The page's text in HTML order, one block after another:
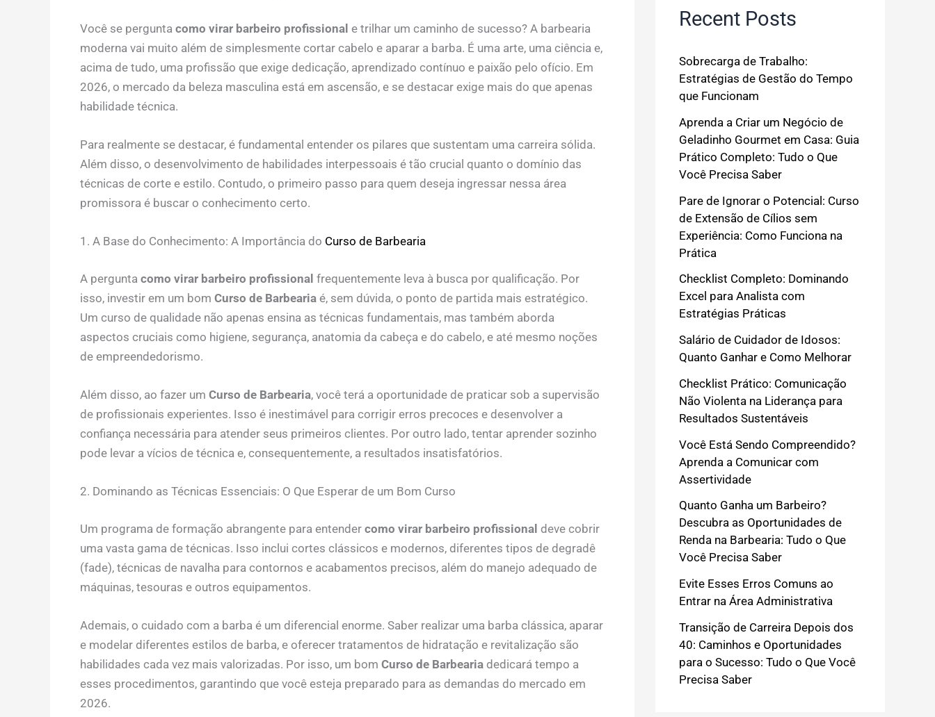
Você se pergunta como virar barbeiro profissional e trilhar um caminho de sucesso? A barbearia
moderna vai muito além de simplesmente cortar cabelo e aparar a barba. É uma arte, uma ciência e,
acima de tudo, uma profissão que exige dedicação, aprendizado contínuo e paixão pelo ofício. Em
2026, o mercado da beleza masculina está em ascensão, e se destacar exige mais do que apenas
habilidade técnica.
Para realmente se destacar, é fundamental entender os pilares que sustentam uma carreira sólida.
Além disso, o desenvolvimento de habilidades interpessoais é tão crucial quanto o domínio das
técnicas de corte e estilo. Contudo, o primeiro passo para quem deseja ingressar nessa área
promissora é buscar o conhecimento certo.
1. A Base do Conhecimento: A Importância do Curso de Barbearia
A pergunta como virar barbeiro profissional frequentemente leva à busca por qualificação. Por
isso, investir em um bom Curso de Barbeariaé, sem dúvida, o ponto de partida mais estratégico.
Um curso de qualidade não apenas ensina as técnicas fundamentais, mas também aborda
aspectos cruciais como higiene, segurança, anatomia da cabeça e do cabelo, e até mesmo noções
de empreendedorismo.
Além disso, ao fazer um Curso de Barbearia, você terá a oportunidade de praticar sob a supervisão
de profissionais experientes. Isso é inestimável para corrigir erros precoces e desenvolver a
confiança necessária para atender seus primeiros clientes. Por outro lado, tentar aprender sozinho
pode levar a vícios de técnica e, consequentemente, a resultados insatisfatórios.
2. Dominando as Técnicas Essenciais: O Que Esperar de um Bom Curso
Um programa de formação abrangente para entender como virar barbeiro profissional deve cobrir
uma vasta gama de técnicas. Isso inclui cortes clássicos e modernos, diferentes tipos de degradê
(fade), técnicas de navalha para contornos e acabamentos precisos, além do manejo adequado de
máquinas, tesouras e outros equipamentos.
Ademais, o cuidado com a barba é um diferencial enorme. Saber realizar uma barba clássica, aparar
e modelar diferentes estilos de barba, e oferecer tratamentos de hidratação e revitalização são
habilidades cada vez mais valorizadas. Por isso, um bom Curso de Barbeariadedicará tempo a
esses procedimentos, garantindo que você esteja preparado para as demandas do mercado em
2026.
Recent Posts
Sobrecarga de Trabalho:
Estratégias de Gestão do Tempo
que Funcionam
Aprenda a Criar um Negócio de
Geladinho Gourmet em Casa: Guia
Prático Completo: Tudo o Que
Você Precisa Saber
Pare de Ignorar o Potencial: Curso
de Extensão de Cílios sem
Experiência: Como Funciona na
Prática
Checklist Completo: Dominando
Excel para Analista com
Estratégias Práticas
Salário de Cuidador de Idosos:
Quanto Ganhar e Como Melhorar
Checklist Prático: Comunicação
Não Violenta na Liderança para
Resultados Sustentáveis
Você Está Sendo Compreendido?
Aprenda a Comunicar com
Assertividade
Quanto Ganha um Barbeiro?
Descubra as Oportunidades de
Renda na Barbearia: Tudo o Que
Você Precisa Saber
Evite Esses Erros Comuns ao
Entrar na Área Administrativa
Transição de Carreira Depois dos
40: Caminhos e Oportunidades
para o Sucesso: Tudo o Que Você
Precisa Saber